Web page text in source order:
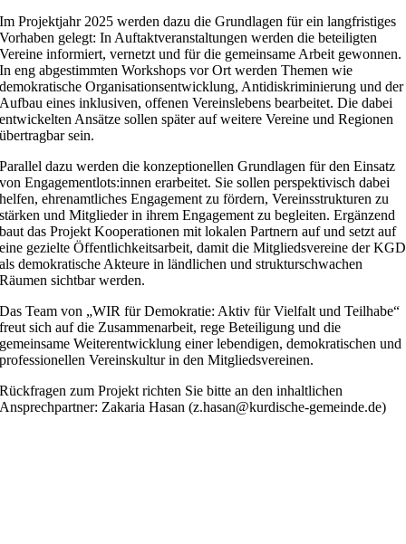
Im Projektjahr 2025 werden dazu die Grundlagen für ein langfristiges
Vorhaben gelegt: In Auftaktveranstaltungen werden die beteiligten
Vereine informiert, vernetzt und für die gemeinsame Arbeit gewonnen.
In eng abgestimmten Workshops vor Ort werden Themen wie
demokratische Organisationsentwicklung, Antidiskriminierung und der
Aufbau eines inklusiven, offenen Vereinslebens bearbeitet. Die dabei
entwickelten Ansätze sollen später auf weitere Vereine und Regionen
übertragbar sein.
Parallel dazu werden die konzeptionellen Grundlagen für den Einsatz
von Engagementlots:innen erarbeitet. Sie sollen perspektivisch dabei
helfen, ehrenamtliches Engagement zu fördern, Vereinsstrukturen zu
stärken und Mitglieder in ihrem Engagement zu begleiten. Ergänzend
baut das Projekt Kooperationen mit lokalen Partnern auf und setzt auf
eine gezielte Öffentlichkeitsarbeit, damit die Mitgliedsvereine der KGD
als demokratische Akteure in ländlichen und strukturschwachen
Räumen sichtbar werden.
Das Team von „WIR für Demokratie: Aktiv für Vielfalt und Teilhabe“
freut sich auf die Zusammenarbeit, rege Beteiligung und die
gemeinsame Weiterentwicklung einer lebendigen, demokratischen und
professionellen Vereinskultur in den Mitgliedsvereinen.
Rückfragen zum Projekt richten Sie bitte an den inhaltlichen
Ansprechpartner: Zakaria Hasan (z.hasan@kurdische-gemeinde.de)